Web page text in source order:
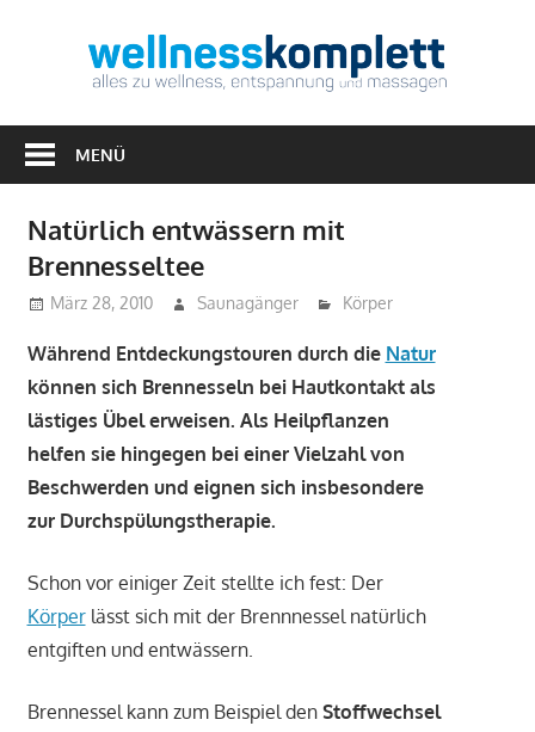
zu
&
Massagen
MENÜ
Natürlich entwässern mit
Brennesseltee
März 28, 2010 Saunagänger Körper
Während Entdeckungstouren durch die Natur
können sich Brennesseln bei Hautkontakt als
lästiges Übel erweisen. Als Heilpflanzen
helfen sie hingegen bei einer Vielzahl von
Beschwerden und eignen sich insbesondere
zur Durchspülungstherapie.
Schon vor einiger Zeit stellte ich fest: Der
Körperlässt sich mit der Brennnessel natürlich
entgiften und entwässern.
Brennessel kann zum Beispiel den Stoffwechsel